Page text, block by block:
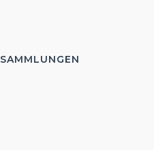
SAMMLUNGEN